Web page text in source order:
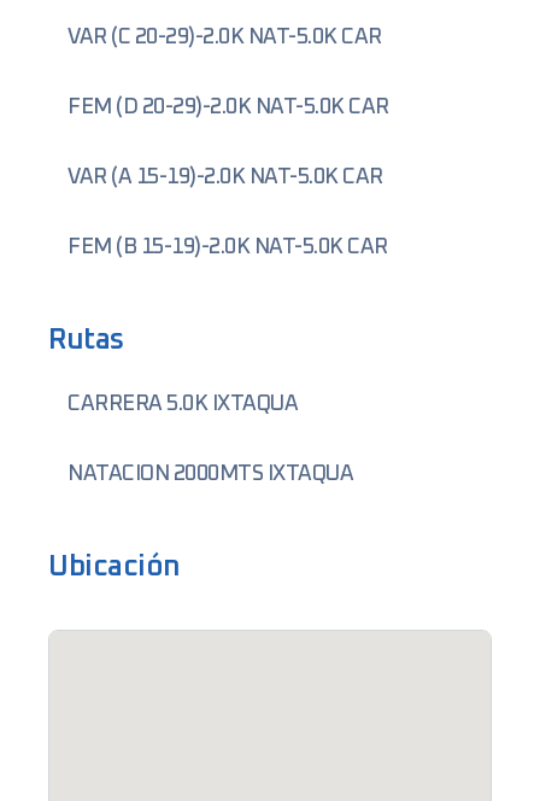
VAR (C 20-29)-2.0K NAT-5.0K CAR
FEM (D 20-29)-2.0K NAT-5.0K CAR
VAR (A 15-19)-2.0K NAT-5.0K CAR
FEM (B 15-19)-2.0K NAT-5.0K CAR
Rutas
CARRERA 5.0K IXTAQUA
NATACION 2000MTS IXTAQUA
Ubicación